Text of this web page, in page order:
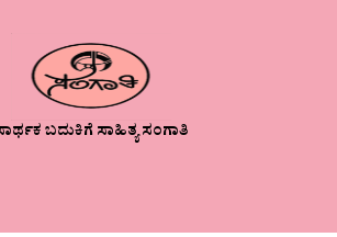
ಬದುಕಿಗೆ ಸಾಹಿತ್ಯ ಸಂಗಾತಿ